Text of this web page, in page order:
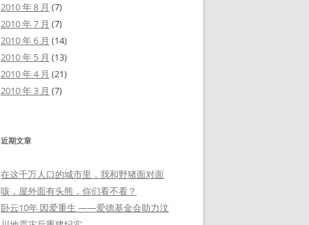
2010 年 8 月 (7)
2010 年 7 月 (7)
2010 年 6 月 (14)
2010 年 5 月 (13)
2010 年 4 月 (21)
2010 年 3 月 (7)
近期文章
在这千万人口的城市里，我和野猪面对面
咳，屋外面有头熊，你们看不看？
卧云10年 因爱重生 ——爱德基金会助力汶